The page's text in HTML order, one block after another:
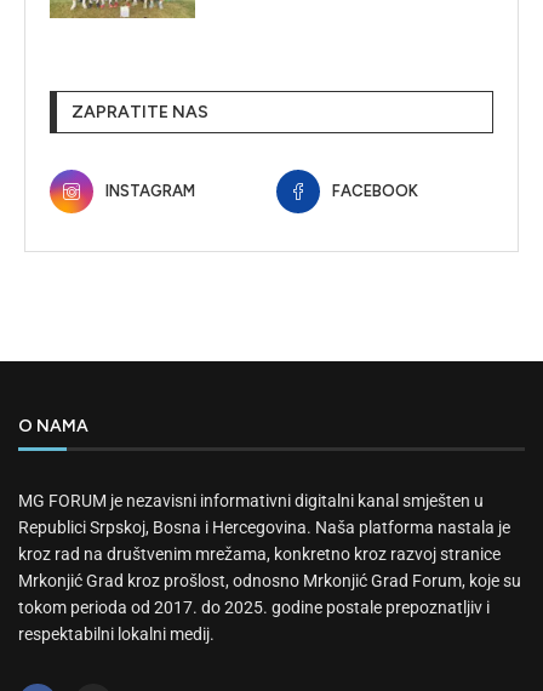
ZAPRATITE NAS
INSTAGRAM FACEBOOK
O NAMA
MG FORUM je nezavisni informativni digitalni kanal smješten u
Republici Srpskoj, Bosna i Hercegovina. Naša platforma nastala je
kroz rad na društvenim mrežama, konkretno kroz razvoj stranice
Mrkonjić Grad kroz prošlost, odnosno Mrkonjić Grad Forum, koje su
tokom perioda od 2017. do 2025. godine postale prepoznatljiv i
respektabilni lokalni medij.